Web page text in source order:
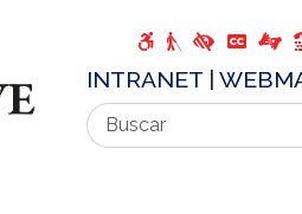
INTRANET